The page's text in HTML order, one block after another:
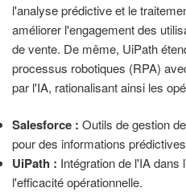
l'analyse prédictive et le
améliorer l'engagement des
de vente. De même, UiPath
processus robotiques (RPA)
par l'IA, rationalisant ainsi les
Salesforce : Outils de gestion
pour des informations
UiPath : Intégration de l'IA dans
l'efficacité opérationnelle.